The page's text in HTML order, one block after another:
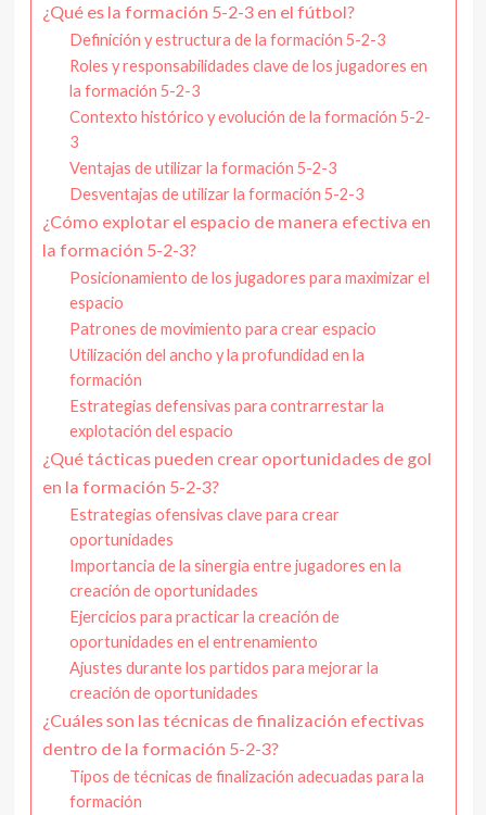
¿Qué es la formación 5-2-3 en el fútbol?
Definición y estructura de la formación 5-2-3
Roles y responsabilidades clave de los jugadores en
la formación 5-2-3
Contexto histórico y evolución de la formación 5-2-
3
Ventajas de utilizar la formación 5-2-3
Desventajas de utilizar la formación 5-2-3
¿Cómo explotar el espacio de manera efectiva en
la formación 5-2-3?
Posicionamiento de los jugadores para maximizar el
espacio
Patrones de movimiento para crear espacio
Utilización del ancho y la profundidad en la
formación
Estrategias defensivas para contrarrestar la
explotación del espacio
¿Qué tácticas pueden crear oportunidades de gol
en la formación 5-2-3?
Estrategias ofensivas clave para crear
oportunidades
Importancia de la sinergia entre jugadores en la
creación de oportunidades
Ejercicios para practicar la creación de
oportunidades en el entrenamiento
Ajustes durante los partidos para mejorar la
creación de oportunidades
¿Cuáles son las técnicas de finalización efectivas
dentro de la formación 5-2-3?
Tipos de técnicas de finalización adecuadas para la
formación